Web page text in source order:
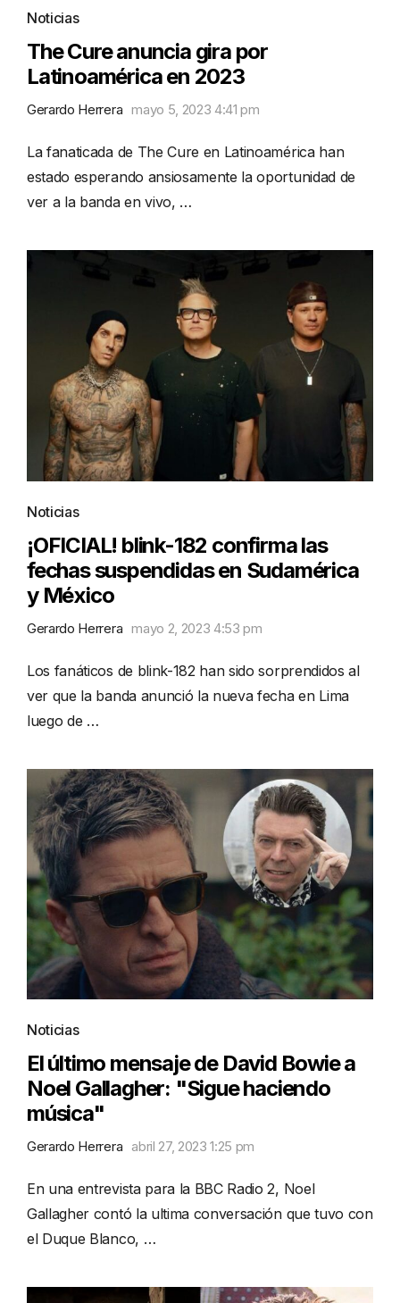
Noticias
The Cure anuncia gira por
Latinoamérica en 2023
Gerardo Herrera mayo 5, 2023 4:41 pm
La fanaticada de The Cure en Latinoamérica han
estado esperando ansiosamente la oportunidad de
ver a la banda en vivo, …
Noticias
¡OFICIAL! blink-182 confirma las
fechas suspendidas en Sudamérica
y México
Gerardo Herrera mayo 2, 2023 4:53 pm
Los fanáticos de blink-182 han sido sorprendidos al
ver que la banda anunció la nueva fecha en Lima
luego de …
Noticias
El último mensaje de David Bowie a
Noel Gallagher: "Sigue haciendo
música"
Gerardo Herrera abril 27, 2023 1:25 pm
En una entrevista para la BBC Radio 2, Noel
Gallagher contó la ultima conversación que tuvo con
el Duque Blanco, …